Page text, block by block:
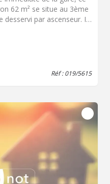
62 m² se situe au 3ème
desservi par ascenseur. Il
d'une cuisine
four). Le bien offre
salle de bain et des
outre d'une agréable
énergie : C - Classe climat
annuelles d'énergie
1230 € (base 2021, 2022,
risques auxquels ce bien
le site Géorisques:
640€ / mois plus 50 €
: 640€ Hon. charge
d'état des lieux. Réf
Réf : 019/5615